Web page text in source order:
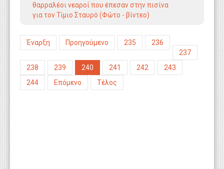
θαρραλέοι νεαροί που έπεσαν στην πισίνα
για τον Τίμιο Σταυρό (Φώτο - βίντεο)
Έναρξη Προηγούμενο 235
236
237
238
239 240 241 242
243
244
Επόμενο Τέλος